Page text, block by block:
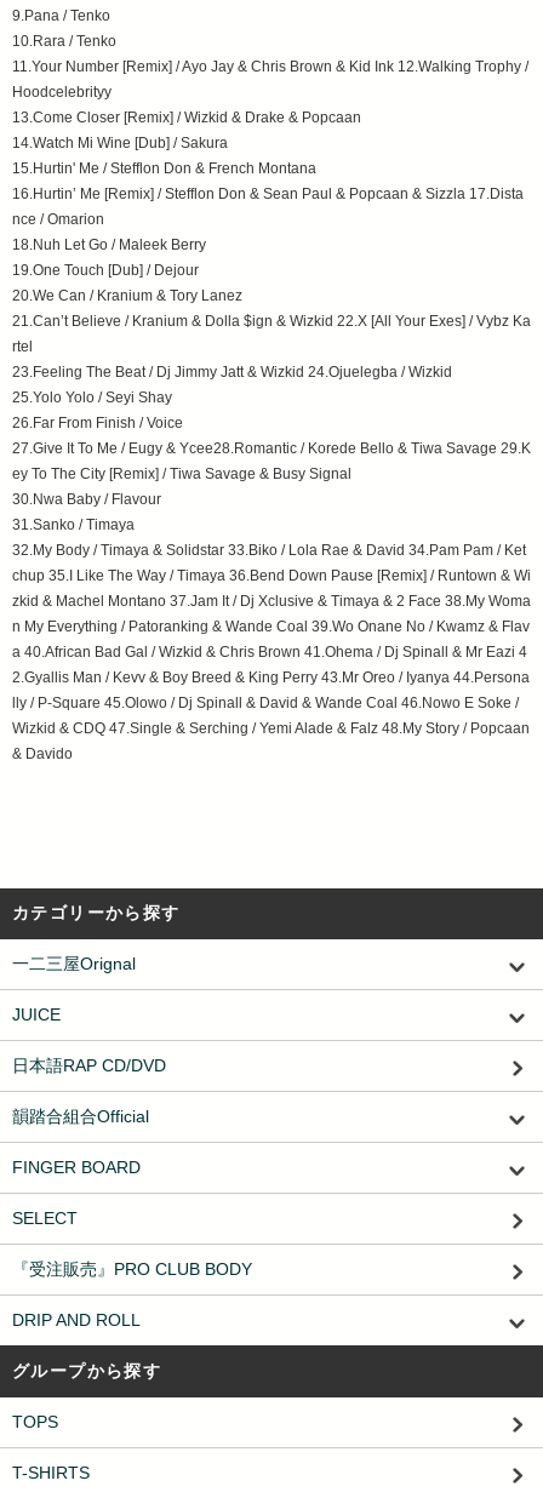
9.Pana / Tenko
10.Rara / Tenko
11.Your Number [Remix] / Ayo Jay & Chris Brown & Kid Ink 12.Walking Trophy /
Hoodcelebrityy
13.Come Closer [Remix] / Wizkid & Drake & Popcaan
14.Watch Mi Wine [Dub] / Sakura
15.Hurtin' Me / Stefflon Don & French Montana
16.Hurtin’ Me [Remix] / Stefflon Don & Sean Paul & Popcaan & Sizzla 17.Dista
nce / Omarion
18.Nuh Let Go / Maleek Berry
19.One Touch [Dub] / Dejour
20.We Can / Kranium & Tory Lanez
21.Can’t Believe / Kranium & Dolla $ign & Wizkid 22.X [All Your Exes] / Vybz Ka
rtel
23.Feeling The Beat / Dj Jimmy Jatt & Wizkid 24.Ojuelegba / Wizkid
25.Yolo Yolo / Seyi Shay
26.Far From Finish / Voice
27.Give It To Me / Eugy & Ycee28.Romantic / Korede Bello & Tiwa Savage 29.K
ey To The City [Remix] / Tiwa Savage & Busy Signal
30.Nwa Baby / Flavour
31.Sanko / Timaya
32.My Body / Timaya & Solidstar 33.Biko / Lola Rae & David 34.Pam Pam / Ket
chup 35.I Like The Way / Timaya 36.Bend Down Pause [Remix] / Runtown & Wi
zkid & Machel Montano 37.Jam It / Dj Xclusive & Timaya & 2 Face 38.My Woma
n My Everything / Patoranking & Wande Coal 39.Wo Onane No / Kwamz & Flav
a 40.African Bad Gal / Wizkid & Chris Brown 41.Ohema / Dj Spinall & Mr Eazi 4
2.Gyallis Man / Kevv & Boy Breed & King Perry 43.Mr Oreo / Iyanya 44.Persona
lly / P-Square 45.Olowo / Dj Spinall & David & Wande Coal 46.Nowo E Soke /
Wizkid & CDQ 47.Single & Serching / Yemi Alade & Falz 48.My Story / Popcaan
& Davido
カテゴリーから探す
一二三屋Orignal
JUICE
日本語RAP CD/DVD
韻踏合組合Official
FINGER BOARD
SELECT
『受注販売』PRO CLUB BODY
DRIP AND ROLL
グループから探す
TOPS
T-SHIRTS